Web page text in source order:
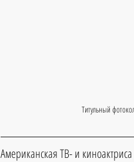
Титульный
Американская ТВ- и